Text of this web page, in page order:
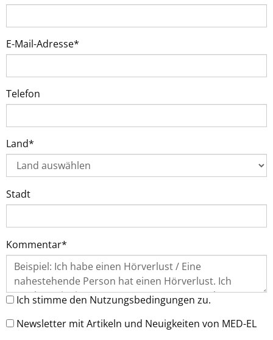
E-Mail-Adresse*
Telefon
Land*
Stadt
Kommentar*
Ich stimme den Nutzungsbedingungen zu.
Newsletter mit Artikeln und Neuigkeiten von MED-EL